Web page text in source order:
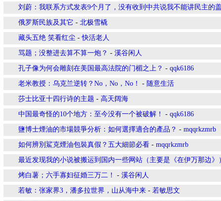
刘蔚：我联系方式发表9个月了，没有收到中共说我不能讲民主的
俄罗斯民族及其它 - 北极雪橇
藏头五绝 笑看红尘 -快活老人
骂题；没整进去算不算一炮？ - 溪谷闲人
孔子像为何会雕刻在美国最高法院的门楣之上？ - qqk6186
老米教授：乌克兰逆转？No，No，No！ - 随意生活
莎士比亚十四行诗的主题 - 高天阔海
中国最奇怪的10个地方：至今没有一个被破解！ - qqk6186
鹽博士煙油的市場競爭分析：如何選擇適合的產品？ - mqqrkzmrb
如何辨別鯊克煙油包裝真假？五大細節必看 - mqqrkzmrb
最近发现我的小说被搬运到国内一些网站（主要是《在伊万那边》
烤白薯；六手寡妇征婚三万二！ - 溪谷闲人
若敏：张家界3，潘多拉世界，山从海中来 - 若敏思文